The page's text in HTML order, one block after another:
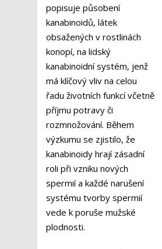
popisuje působení
kanabinoidů, látek
obsažených v rostlinách
konopí, na lidský
kanabinoidní systém, jenž
má klíčový vliv na celou
řadu životních funkcí včetně
příjmu potravy či
rozmnožování. Během
výzkumu se zjistilo, že
kanabinoidy hrají zásadní
roli při vzniku nových
spermií a každé narušení
systému tvorby spermií
vede k poruše mužské
plodnosti.